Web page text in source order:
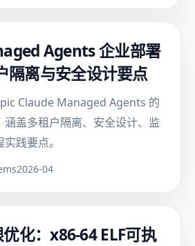
Agents 企业部署
隔离与安全设计要点
Claude Managed Agents 的
涵盖多租户隔离、安全设计、监
践要点。
2026-04
化：x86-64 ELF可执